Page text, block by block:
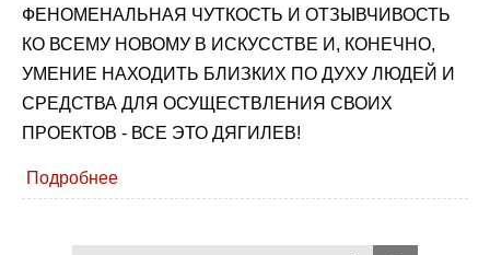
ФЕНОМЕНАЛЬНАЯ ЧУТКОСТЬ И ОТЗЫВЧИВОСТЬ
КО ВСЕМУ НОВОМУ В ИСКУССТВЕ И, КОНЕЧНО,
УМЕНИЕ НАХОДИТЬ БЛИЗКИХ ПО ДУХУ ЛЮДЕЙ И
СРЕДСТВА ДЛЯ ОСУЩЕСТВЛЕНИЯ СВОИХ
ПРОЕКТОВ - ВСЕ ЭТО ДЯГИЛЕВ!
Подробнее